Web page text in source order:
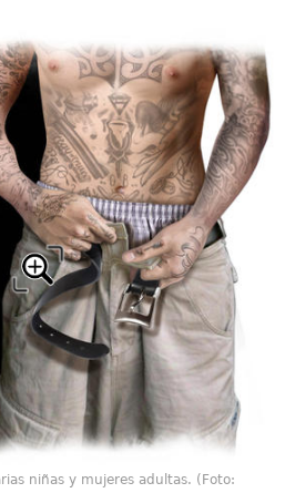
niñas y mujeres adultas. (Foto: